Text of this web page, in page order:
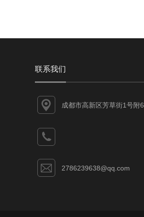
联系我们
成都市高新区芳草街1号附6
2786239638@qq.com